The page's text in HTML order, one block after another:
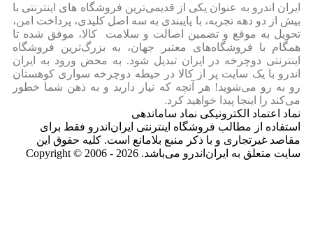
ایران‌ اندرو به عنوان یکی از قدیمی‌ترین فروشگاه های اینترنتی با
بیش از دو دهه تجربه، با پایبندی به سه اصل کلیدی، پرداخت امن،
تحویل به موقع و تضمین اصالت و سلامت کالا، موفق شده تا
همگام با فروشگاه‌های معتبر جهان، به بزرگ‌ترین فروشگاه
اینترنتی دوچرخه در ایران تبدیل شود. به محض ورود به ایران‌
اندرو با یک سایت پر از کالا در حیطه دوچرخه سواری کوهستان
رو به رو می‌شوید! هر آنچه که نیاز دارید و به ذهن شما خطور
می‌کند را اینجا پیدا خواهید کرد.
نماد اعتماد الکترونیکی نماد ساماندهی
استفاده از مطالب فروشگاه اینترنتی ایران‌اندرو فقط برای
مقاصد غیرتجاری و با ذکر منبع بلامانع است. کلیه حقوق این
سایت متعلق به ایران‌اندرو می‌باشد. Copyright © 2006 - 2026